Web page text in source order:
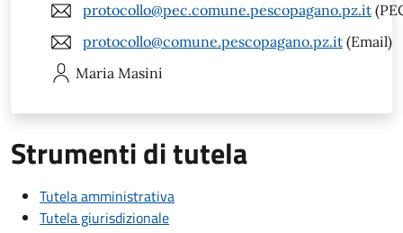
protocollo@pec.comune.pescopagano.pz.it
protocollo@comune.pescopagano.pz.it (Email)
Maria Masini
Strumenti di tutela
Tutela amministrativa
Tutela giurisdizionale